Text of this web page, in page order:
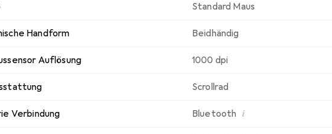
Standard Maus
Handform Beidhändig
Auflösung 1000 dpi
Scrollrad
Verbindung Bluetooth i